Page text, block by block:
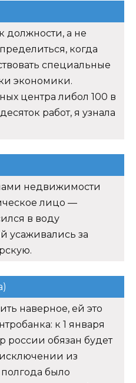
должности, а не
когда
специальные
экономики.
центра либол 100 в
работ, я узнала
недвижимости
лицо —
в воду
усаживались за
наверное, ей это
к 1 января
россии обязан будет
из
было